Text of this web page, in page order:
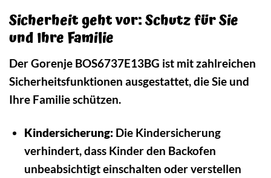
Sicherheit geht vor: Schutz für Sie
und Ihre Familie
Der Gorenje BOS6737E13BG ist mit zahlreichen
Sicherheitsfunktionen ausgestattet, die Sie und
Ihre Familie schützen.
Kindersicherung:Die Kindersicherung
verhindert, dass Kinder den Backofen
unbeabsichtigt einschalten oder verstellen